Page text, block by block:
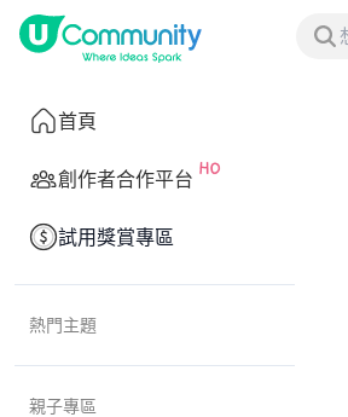
首頁
創作者合作平台
試用獎賞專區
熱門主題
親子專區